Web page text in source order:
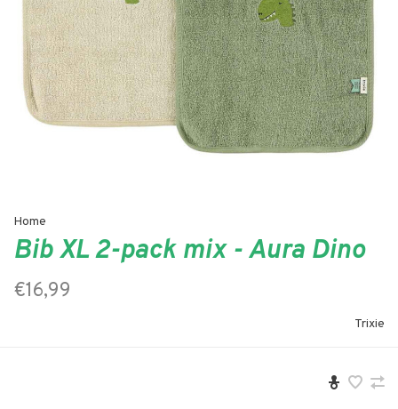
Home
Bib XL 2-pack mix - Aura Dino
€16,99
Trixie